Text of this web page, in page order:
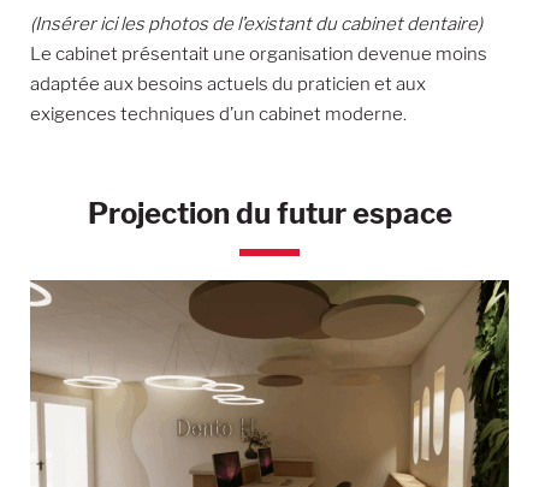
(Insérer ici les photos de l’existant du cabinet dentaire)
Le cabinet présentait une organisation devenue moins
adaptée aux besoins actuels du praticien et aux
exigences techniques d’un cabinet moderne.
Projection du futur espace